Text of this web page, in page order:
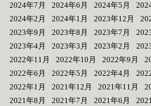
2024年7月
2024年6月 2024年5月
2024年2月
2024年1月 2023年12月
2023年9月
2023年8月 2023年7月
2023年4月
2023年3月 2023年2月
2022年11月
2022年10月 2022年9月
2022年6月
2022年5月 2022年4月
2022年1月
2021年12月 2021年11月
2021年8月
2021年7月 2021年6月